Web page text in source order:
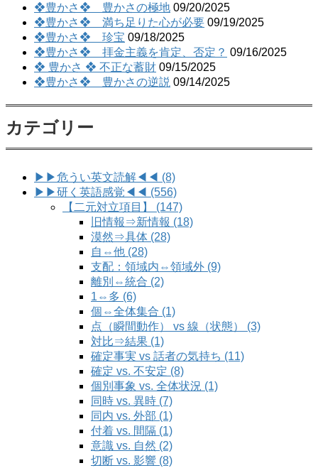
❖豊かさ❖ 豊かさの極地 09/20/2025
❖豊かさ❖ 満ち足りた心が必要 09/19/2025
❖豊かさ❖ 珍宝 09/18/2025
❖豊かさ❖ 拝金主義を肯定、否定？ 09/16/2025
❖ 豊かさ ❖ 不正な蓄財 09/15/2025
❖豊かさ❖ 豊かさの逆説 09/14/2025
カテゴリー
▶▶危うい英文読解◀◀ (8)
▶▶研く英語感覚◀◀ (556)
【二元対立項目】 (147)
旧情報⇒新情報 (18)
漠然⇒具体 (28)
自⇔他 (28)
支配：領域内⇔領域外 (9)
離別⇔統合 (2)
1⇔多 (6)
個⇔全体集合 (1)
点（瞬間動作） vs 線（状態） (3)
対比⇒結果 (1)
確定事実 vs 話者の気持ち (11)
確定 vs. 不安定 (8)
個別事象 vs. 全体状況 (1)
同時 vs. 異時 (7)
同内 vs. 外部 (1)
付着 vs. 間隔 (1)
意識 vs. 自然 (2)
切断 vs. 影響 (8)